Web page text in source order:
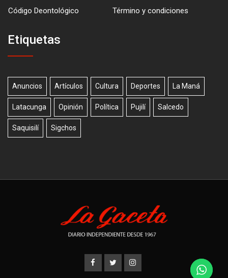
Código Deontológico
Término y condiciones
Etiquetas
Anuncios Artículos Cultura Deportes La Maná
Latacunga Opinión Política Pujilí Salcedo
Saquisilí Sigchos